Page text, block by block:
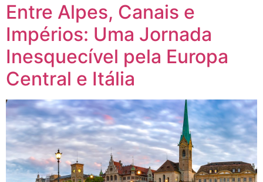
Entre Alpes, Canais e
Impérios: Uma Jornada
Inesquecível pela Europa
Central e Itália